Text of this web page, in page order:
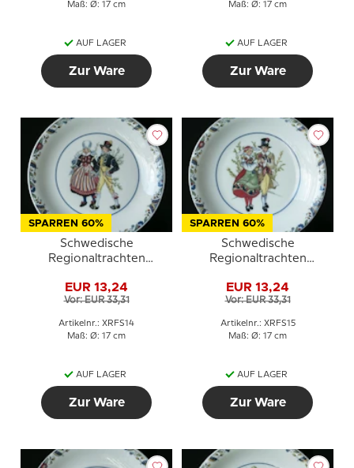
Maß: Ø: 17 cm
AUF LAGER
Zur Ware
Maß: Ø: 17 cm
AUF LAGER
Zur Ware
SPARREN 60%
Schwedische
Regionaltrachten
Skåne
EUR 13,24
Vor: EUR 33,31
Artikelnr.: XRFS14
Maß: Ø: 17 cm
AUF LAGER
Zur Ware
SPARREN 60%
Schwedische
Regionaltrachten
Södermanland
EUR 13,24
Vor: EUR 33,31
Artikelnr.: XRFS15
Maß: Ø: 17 cm
AUF LAGER
Zur Ware